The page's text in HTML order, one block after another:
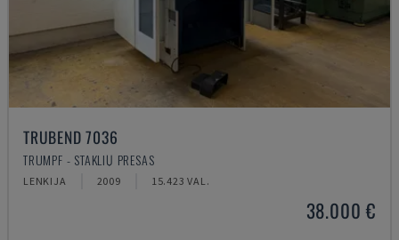
TRUBEND 7036
TRUMPF - STAKLIŲ PRESAS
LENKIJA 2009 15.423 VAL.
38.000 €